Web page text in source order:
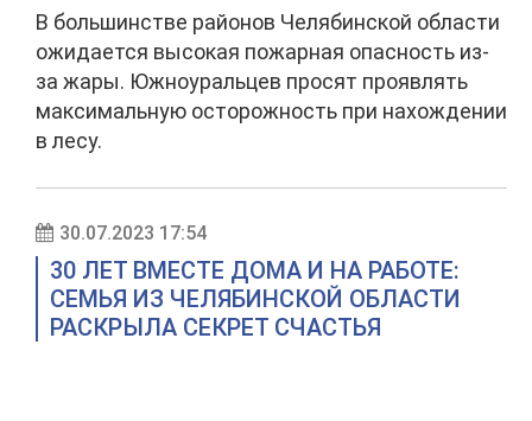
В большинстве районов Челябинской области
ожидается высокая пожарная опасность из-
за жары. Южноуральцев просят проявлять
максимальную осторожность при нахождении
в лесу.
30.07.2023 17:54
30 ЛЕТ ВМЕСТЕ ДОМА И НА РАБОТЕ:
СЕМЬЯ ИЗ ЧЕЛЯБИНСКОЙ ОБЛАСТИ
РАСКРЫЛА СЕКРЕТ СЧАСТЬЯ